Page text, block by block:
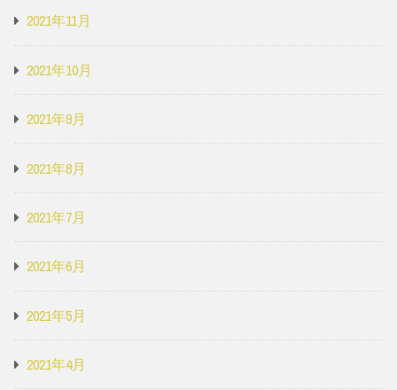
2021年11月
2021年10月
2021年9月
2021年8月
2021年7月
2021年6月
2021年5月
2021年4月